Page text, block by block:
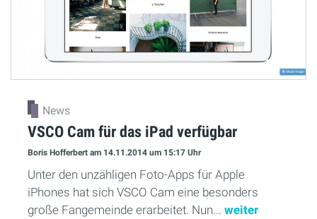
News
VSCO Cam für das iPad verfügbar
Boris Hofferbert am 14.11.2014 um 15:17 Uhr
Unter den unzähligen Foto-Apps für Apple
iPhones hat sich VSCO Cam eine besonders
große Fangemeinde erarbeitet. Nun... weiter